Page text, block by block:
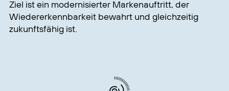
Ziel ist ein modernisierter Markenauftritt, der
Wiedererkennbarkeit bewahrt und gleichzeitig
zukunftsfähig ist.